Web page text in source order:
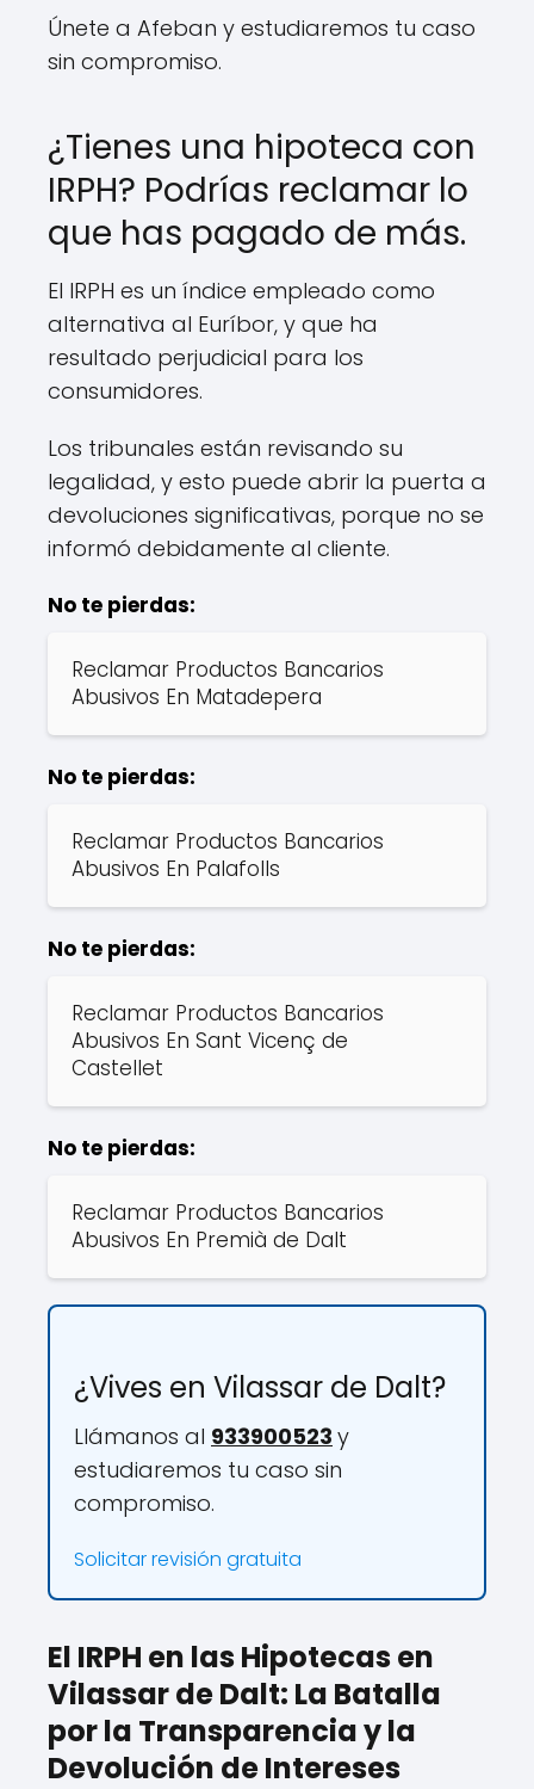
Únete a Afeban y estudiaremos tu caso
sin compromiso.
¿Tienes una hipoteca con
IRPH? Podrías reclamar lo
que has pagado de más.
El IRPH es un índice empleado como
alternativa al Euríbor, y que ha
resultado perjudicial para los
consumidores.
Los tribunales están revisando su
legalidad, y esto puede abrir la puerta a
devoluciones significativas, porque no se
informó debidamente al cliente.
No te pierdas:
Reclamar Productos Bancarios
Abusivos En Matadepera
No te pierdas:
Reclamar Productos Bancarios
Abusivos En Palafolls
No te pierdas:
Reclamar Productos Bancarios
Abusivos En Sant Vicenç de
Castellet
No te pierdas:
Reclamar Productos Bancarios
Abusivos En Premià de Dalt
¿Vives en Vilassar de Dalt?
Llámanos al 933900523 y
estudiaremos tu caso sin
compromiso.
Solicitar revisión gratuita
El IRPH en las Hipotecas en
Vilassar de Dalt: La Batalla
por la Transparencia y la
Devolución de Intereses